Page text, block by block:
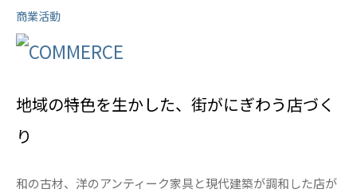
商業活動
地域の特色を生かした、街がにぎわう店づく
り
和の古材、洋のアンティーク家具と現代建築が調和した店が